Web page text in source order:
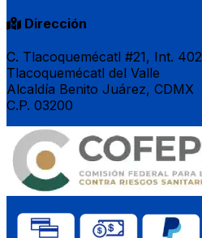
Dirección
C. Tlacoquemécatl #21, Int. 402
Tlacoquemécatl del Valle
Alcaldía Benito Juárez, CDMX
C.P. 03200